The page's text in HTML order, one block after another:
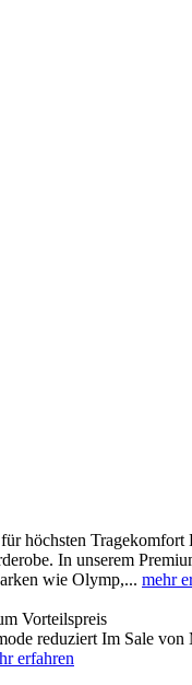
höchsten
In unserem
wie Olymp,... mehr
Vorteilspreis
reduziert Im Sale
erfahren